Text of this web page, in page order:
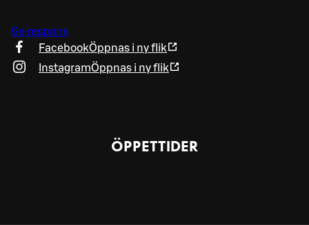
Ge respons
FacebookÖppnas i ny flik
InstagramÖppnas i ny flik
ÖPPETTIDER